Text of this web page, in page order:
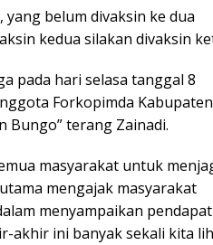
belum divaksin ke dua
kedua silakan divaksin
pada hari selasa tanggal 8
Forkopimda Kabupaten
Bungo” terang Zainadi.
masyarakat untuk
mengajak masyarakat
menyampaikan pendapat
akhir ini banyak sekali kita